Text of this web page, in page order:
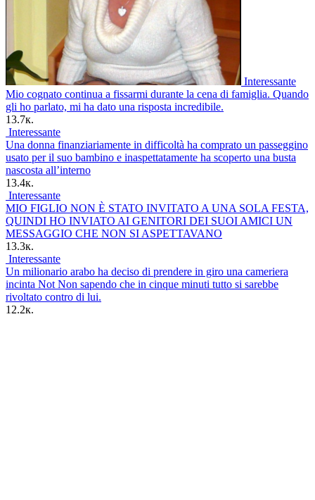
Interessante
Mio cognato continua a fissarmi durante la cena di famiglia. Quando
gli ho parlato, mi ha dato una risposta incredibile.
13.7к.
Interessante
Una donna finanziariamente in difficoltà ha comprato un passeggino
usato per il suo bambino e inaspettatamente ha scoperto una busta
nascosta all’interno
13.4к.
Interessante
MIO FIGLIO NON È STATO INVITATO A UNA SOLA FESTA,
QUINDI HO INVIATO AI GENITORI DEI SUOI AMICI UN
MESSAGGIO CHE NON SI ASPETTAVANO
13.3к.
Interessante
Un milionario arabo ha deciso di prendere in giro una cameriera
incinta Not Non sapendo che in cinque minuti tutto si sarebbe
rivoltato contro di lui.
12.2к.